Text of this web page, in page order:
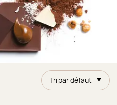
Tri par défaut